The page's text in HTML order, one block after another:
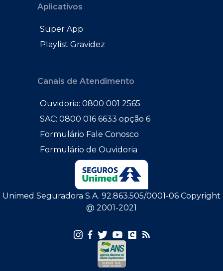
Aplicativos
Super App
Playlist Gravidez
Canais de Atendimento
Ouvidoria: 0800 001 2565
SAC: 0800 016 6633 opção 6
Formulário Fale Conosco
Formulário de Ouvidoria
Unimed Seguradora S.A. 92.863.505/0001-06 Copyright
@ 2001-2021